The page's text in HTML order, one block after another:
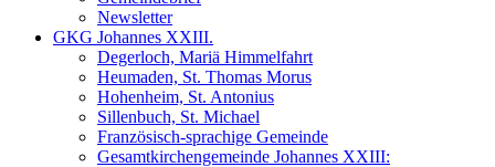
Newsletter
GKG Johannes XXIII.
Degerloch, Mariä Himmelfahrt
Heumaden, St. Thomas Morus
Hohenheim, St. Antonius
Sillenbuch, St. Michael
Französisch-sprachige Gemeinde
Gesamtkirchengemeinde Johannes XXIII: